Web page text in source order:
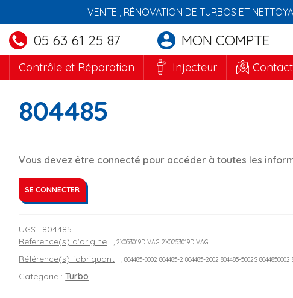
VENTE , RÉNOVATION DE TURBOS ET
05 63 61 25 87 MON COMPTE
Contrôle et Réparation Injecteur Contact
804485
Vous devez être connecté pour accéder à toutes les
SE CONNECTER
UGS : 804485
Référence(s) d'origine : , 2X053019D VAG 2X0253019D VAG
Référence(s) fabriquant : , 804485-0002 804485-2 804485-2002 804485-5002S
Catégorie :Turbo